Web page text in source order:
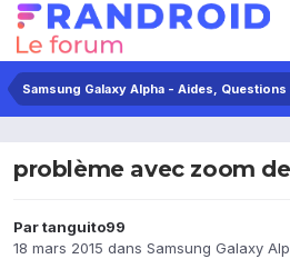
Samsung Galaxy Alpha - Aides, Questions
problème avec zoom
Partanguito99
18 mars 2015 dans Samsung Galaxy